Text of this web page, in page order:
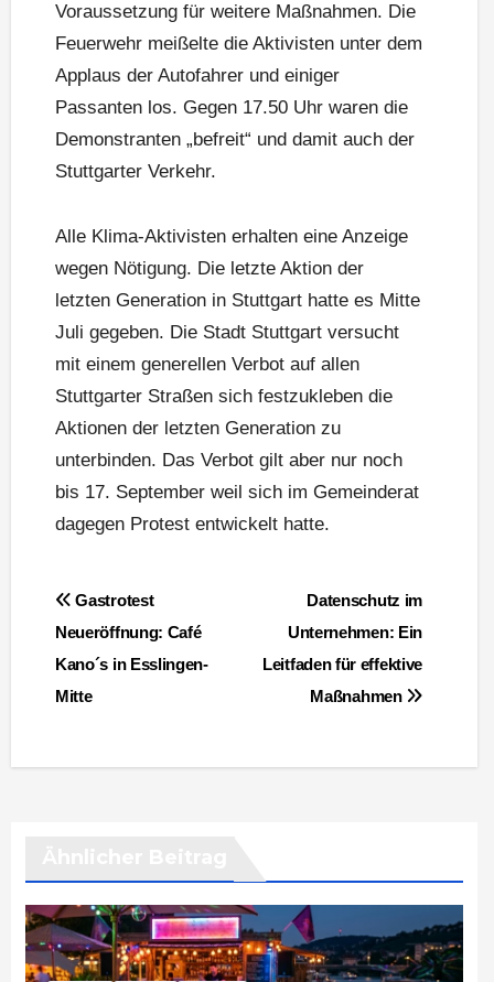
Voraussetzung für weitere Maßnahmen. Die
Feuerwehr meißelte die Aktivisten unter dem
Applaus der Autofahrer und einiger
Passanten los. Gegen 17.50 Uhr waren die
Demonstranten „befreit“ und damit auch der
Stuttgarter Verkehr.
Alle Klima-Aktivisten erhalten eine Anzeige
wegen Nötigung. Die letzte Aktion der
letzten Generation in Stuttgart hatte es Mitte
Juli gegeben. Die Stadt Stuttgart versucht
mit einem generellen Verbot auf allen
Stuttgarter Straßen sich festzukleben die
Aktionen der letzten Generation zu
unterbinden. Das Verbot gilt aber nur noch
bis 17. September weil sich im Gemeinderat
dagegen Protest entwickelt hatte.
Beitragsnavigation
Datenschutz im
Unternehmen: Ein
Leitfaden für effektive
Maßnahmen
Gastrotest
Neueröffnung: Café
Kano´s in Esslingen-
Mitte